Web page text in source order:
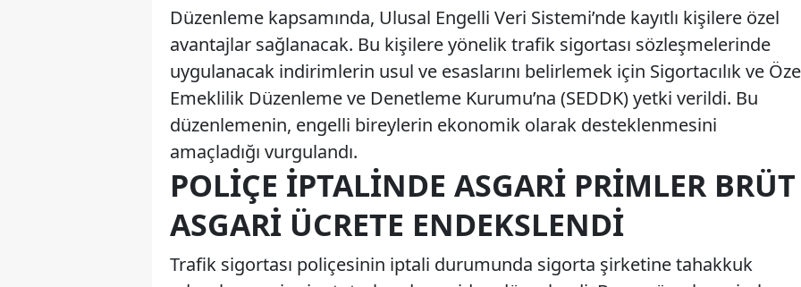
Düzenleme kapsamında, Ulusal Engelli Veri Sistemi’nde kayıtlı kişilere özel
avantajlar sağlanacak. Bu kişilere yönelik trafik sigortası sözleşmelerinde
uygulanacak indirimlerin usul ve esaslarını belirlemek için Sigortacılık ve
Emeklilik Düzenleme ve Denetleme Kurumu’na (SEDDK) yetki verildi. Bu
düzenlemenin, engelli bireylerin ekonomik olarak desteklenmesini
amaçladığı vurgulandı.
POLIÇE İPTALINDE ASGARI PRIMLER BRÜT
ASGARI ÜCRETE ENDEKSLENDI
Trafik sigortası poliçesinin iptali durumunda sigorta şirketine tahakkuk